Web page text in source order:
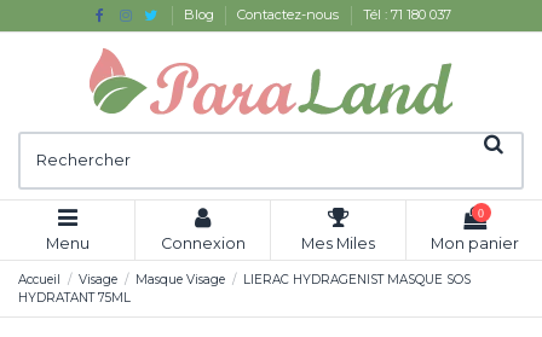
Blog Contactez-nous Tél : 71 180 037
Menu Connexion Mes Miles
0
Mon panier
Accueil Visage Masque Visage
LIERAC HYDRAGENIST MASQUE SOS
HYDRATANT 75ML